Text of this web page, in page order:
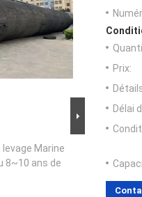
levage Marine
8~10 ans de
Prix:
Délai